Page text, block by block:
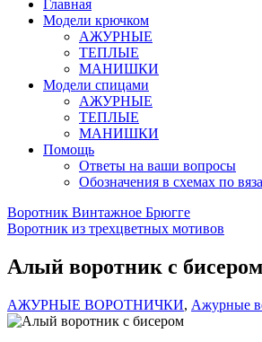
Главная
Модели крючком
АЖУРНЫЕ
ТЕПЛЫЕ
МАНИШКИ
Модели спицами
АЖУРНЫЕ
ТЕПЛЫЕ
МАНИШКИ
Помощь
Ответы на ваши вопросы
Обозначения в схемах по
Воротник Винтажное Брюгге
Воротник из трехцветных мотивов
Алый воротник с бисером
АЖУРНЫЕ ВОРОТНИЧКИ, Ажурные